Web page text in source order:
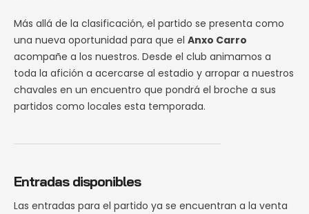
Más allá de la clasificación, el partido se presenta como
una nueva oportunidad para que el Anxo Carro
acompañe a los nuestros. Desde el club animamos a
toda la afición a acercarse al estadio y arropar a nuestros
chavales en un encuentro que pondrá el broche a sus
partidos como locales esta temporada.
Entradas disponibles
Las entradas para el partido ya se encuentran a la venta